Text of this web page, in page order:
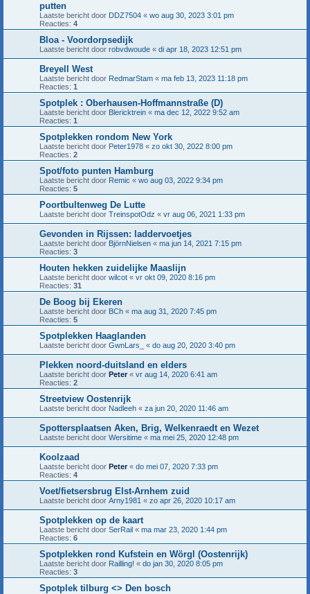
putten
Laatste bericht door DDZ7504 « wo aug 30, 2023 3:01 pm
Reacties: 4
Bloa - Voordorpsedijk
Laatste bericht door robvdwoude « di apr 18, 2023 12:51 pm
Breyell West
Laatste bericht door RedmarStam « ma feb 13, 2023 11:18 pm
Reacties: 1
Spotplek : Oberhausen-Hoffmannstraße (D)
Laatste bericht door Blericktrein « ma dec 12, 2022 9:52 am
Reacties: 1
Spotplekken rondom New York
Laatste bericht door Peter1978 « zo okt 30, 2022 8:00 pm
Reacties: 2
Spot/foto punten Hamburg
Laatste bericht door Remic « wo aug 03, 2022 9:34 pm
Reacties: 5
Poortbultenweg De Lutte
Laatste bericht door TreinspotOdz « vr aug 06, 2021 1:33 pm
Gevonden in Rijssen: laddervoetjes
Laatste bericht door BjörnNielsen « ma jun 14, 2021 7:15 pm
Reacties: 3
Houten hekken zuidelijke Maaslijn
Laatste bericht door wilcot « vr okt 09, 2020 8:16 pm
Reacties: 31
De Boog bij Ekeren
Laatste bericht door BCh « ma aug 31, 2020 7:45 pm
Reacties: 5
Spotplekken Haaglanden
Laatste bericht door GwnLars_ « do aug 20, 2020 3:40 pm
Plekken noord-duitsland en elders
Laatste bericht door Peter « vr aug 14, 2020 6:41 am
Reacties: 2
Streetview Oostenrijk
Laatste bericht door Nadleeh « za jun 20, 2020 11:46 am
Spottersplaatsen Aken, Brig, Welkenraedt en Wezet
Laatste bericht door Wersitime « ma mei 25, 2020 12:48 pm
Koolzaad
Laatste bericht door Peter« do mei 07, 2020 7:33 pm
Reacties: 4
Voet/fietsersbrug Elst-Arnhem zuid
Laatste bericht door Arny1981 « zo apr 26, 2020 10:17 am
Spotplekken op de kaart
Laatste bericht door SerRail « ma mar 23, 2020 1:44 pm
Reacties: 6
Spotplekken rond Kufstein en Wörgl (Oostenrijk)
Laatste bericht door Railling! « do jan 30, 2020 8:05 pm
Reacties: 3
Spotplek tilburg <> Den bosch